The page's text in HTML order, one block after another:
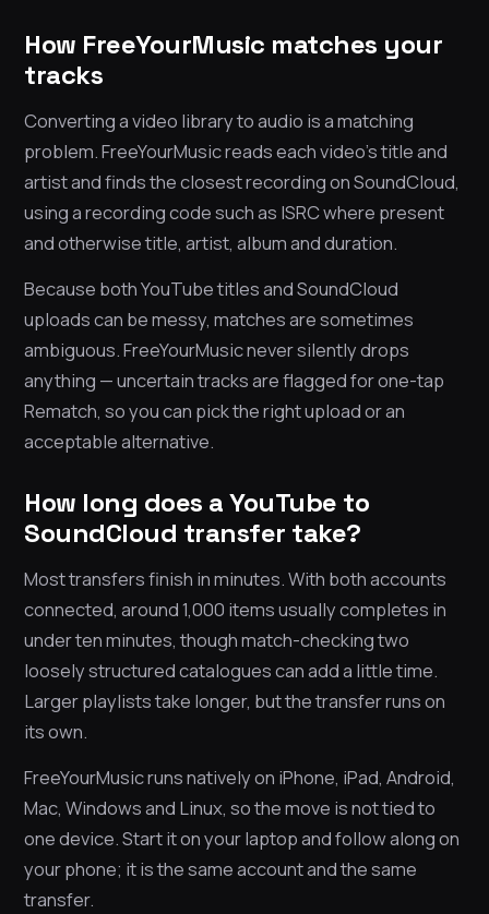
How FreeYourMusic matches your
tracks
Converting a video library to audio is a matching
problem. FreeYourMusic reads each video’s title and
artist and finds the closest recording on SoundCloud,
using a recording code such as ISRC where present
and otherwise title, artist, album and duration.
Because both YouTube titles and SoundCloud
uploads can be messy, matches are sometimes
ambiguous. FreeYourMusic never silently drops
anything — uncertain tracks are flagged for one-tap
Rematch, so you can pick the right upload or an
acceptable alternative.
How long does a YouTube to
SoundCloud transfer take?
Most transfers finish in minutes. With both accounts
connected, around 1,000 items usually completes in
under ten minutes, though match-checking two
loosely structured catalogues can add a little time.
Larger playlists take longer, but the transfer runs on
its own.
FreeYourMusic runs natively on iPhone, iPad, Android,
Mac, Windows and Linux, so the move is not tied to
one device. Start it on your laptop and follow along on
your phone; it is the same account and the same
transfer.